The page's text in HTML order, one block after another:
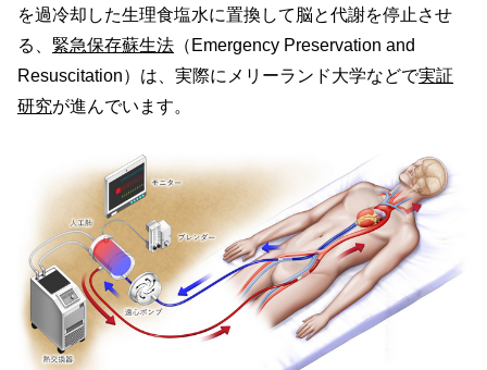
を過冷却した生理食塩水に置換して脳と代謝を停止させ
る、 緊急保存蘇生法 （Emergency Preservation and
Resuscitation）は、実際にメリーランド大学などで実証
研究が進んでいます。